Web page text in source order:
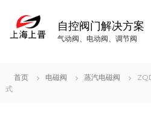
自控阀门解决方案
气动阀、电动阀、调节阀
首页 电磁阀 蒸汽电磁阀
式